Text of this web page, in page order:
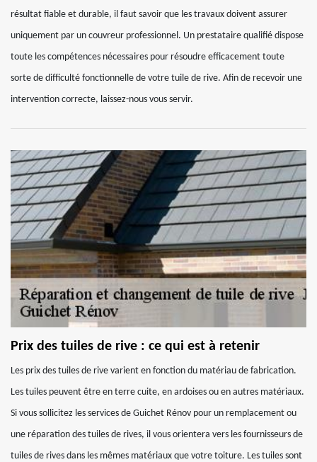
résultat fiable et durable, il faut savoir que les travaux doivent assurer
uniquement par un couvreur professionnel. Un prestataire qualifié dispose
toute les compétences nécessaires pour résoudre efficacement toute
sorte de difficulté fonctionnelle de votre tuile de rive. Afin de recevoir une
intervention correcte, laissez-nous vous servir.
Prix des tuiles de rive : ce qui est à retenir
Les prix des tuiles de rive varient en fonction du matériau de fabrication.
Les tuiles peuvent être en terre cuite, en ardoises ou en autres matériaux.
Si vous sollicitez les services de Guichet Rénov pour un remplacement ou
une réparation des tuiles de rives, il vous orientera vers les fournisseurs de
tuiles de rives dans les mêmes matériaux que votre toiture. Les tuiles sont